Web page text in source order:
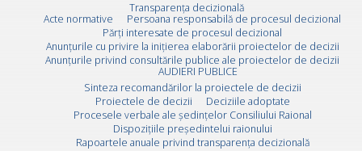
Transparența decizională
Acte normative
Persoana responsabilă de procesul decizional
Părți interesate de procesul decizional
Anunțurile cu privire la inițierea elaborării proiectelor de decizii
Anunțurile privind consultările publice ale proiectelor de decizii
AUDIERI PUBLICE
Sinteza recomandărilor la proiectele de decizii
Proiectele de decizii
Deciziile adoptate
Procesele verbale ale ședințelor Consiliului Raional
Dispozițiile președintelui raionului
Rapoartele anuale privind transparența decizională